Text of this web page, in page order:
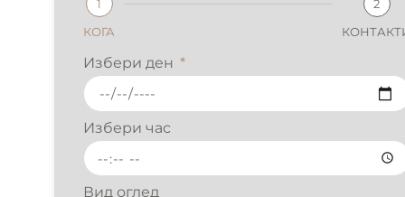
КОНТАКТИ
Избери ден
Избери час
Вид оглед